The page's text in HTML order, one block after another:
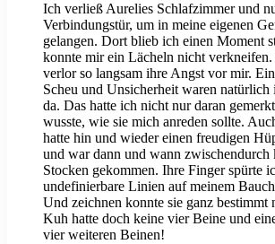
Ich verließ Aurelies Schlafzimmer und
Verbindungstür, um in meine eigenen
gelangen. Dort blieb ich einen Moment
konnte mir ein Lächeln nicht
verlor so langsam ihre Angst vor mir.
Scheu und Unsicherheit waren natürlich
da. Das hatte ich nicht nur daran
wusste, wie sie mich anreden sollte.
hatte hin und wieder einen freudigen
und war dann und wann zwischendurch
Stocken gekommen. Ihre Finger spürte
undefinierbare Linien auf meinem
Und zeichnen konnte sie ganz bestimmt
Kuh hatte doch keine vier Beine und
vier weiteren Beinen!